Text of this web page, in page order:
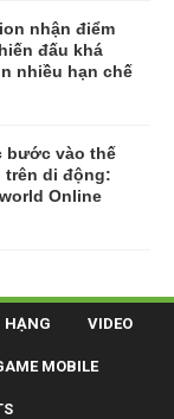
nhận điểm
đấu khá
nhiều hạn chế
bước vào thế
trên di động:
Online
HẠNG VIDEO
MOBILE